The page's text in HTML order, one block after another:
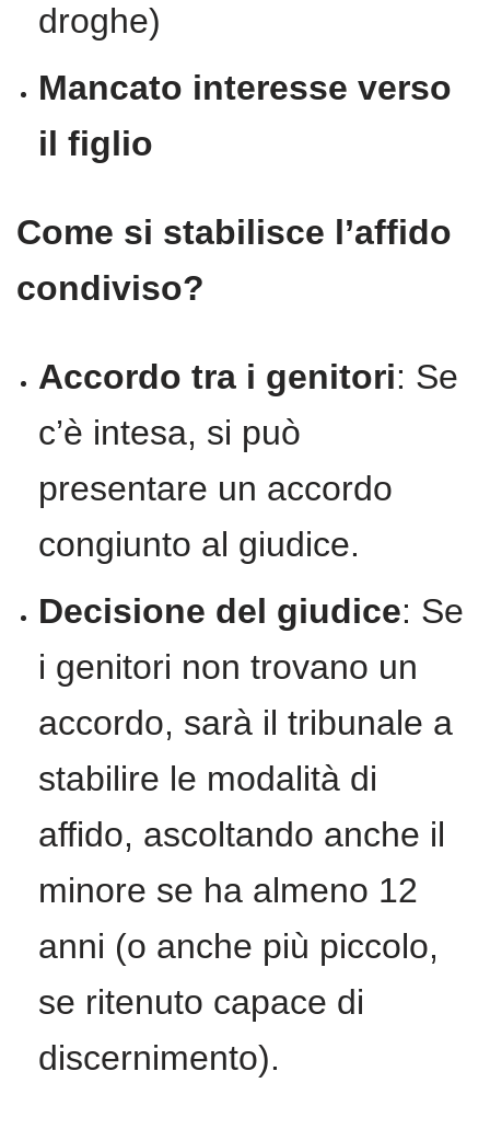
droghe)
Mancato interesse verso
il figlio
Come si stabilisce l’affido
condiviso?
Accordo tra i genitori: Se
c’è intesa, si può
presentare un accordo
congiunto al giudice.
Decisione del giudice: Se
i genitori non trovano un
accordo, sarà il tribunale a
stabilire le modalità di
affido, ascoltando anche il
minore se ha almeno 12
anni (o anche più piccolo,
se ritenuto capace di
discernimento).